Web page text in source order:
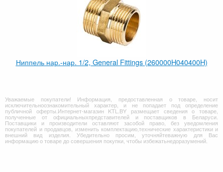
Ниппель нар.-нар. 1/2, General Fittings (260000H040400H)
Уважаемые покупатели! Информация, предоставленная о товаре, носит
исключительноознакомительный характер, и не попадает под определение
публичной оферты.Интернет-магазин KTL.BY размещает сведения о товаре,
полученные от официальныхпредставителей и поставщиков в Беларуси.
Поставщики и производители оставляют засобой право, без уведомления
покупателей и продавцов, изменить комплектацию,технические характеристики и
внешний вид изделия. Убедительно просим, уточняйтеважную для Вас
информацию о товаре до совершения покупки, чтобы избежатьнедоразумений.